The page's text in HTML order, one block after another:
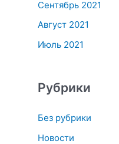
Сентябрь 2021
Август 2021
Июль 2021
Рубрики
Без рубрики
Новости